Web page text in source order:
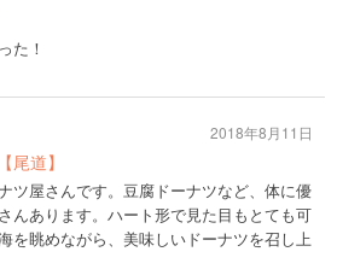
た！
尾道】
ツ屋さんです。豆腐ドーナツなど、体に優
んあります。ハート形で見た目もとても可
を眺めながら、美味しいドーナツを召し上
2018年8月11日